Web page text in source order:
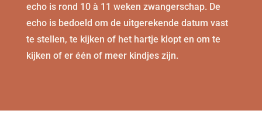
echo is rond 10 à 11 weken zwangerschap. De
echo is bedoeld om de uitgerekende datum vast
te stellen, te kijken of het hartje klopt en om te
kijken of er één of meer kindjes zijn.